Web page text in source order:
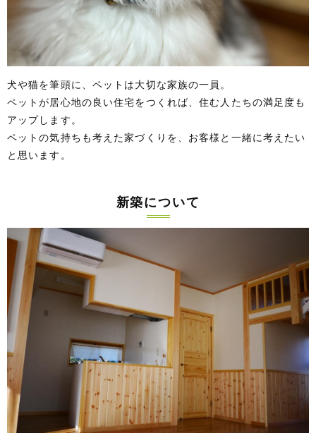
犬や猫を筆頭に、ペットは大切な家族の一員。
ペットが居心地の良い住宅をつくれば、住む人たちの満足度も
アップします。
ペットの気持ちも考えた家づくりを、お客様と一緒に考えたい
と思います。
新築について